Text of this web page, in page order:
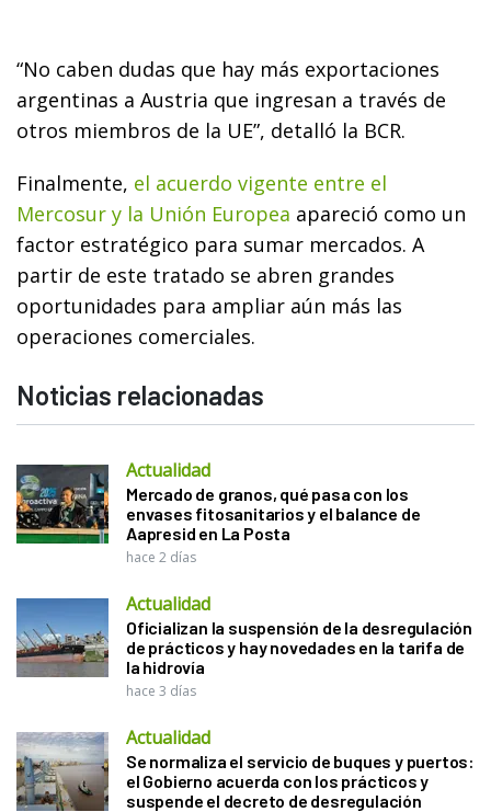
“No caben dudas que hay más exportaciones
argentinas a Austria que ingresan a través de
otros miembros de la UE”, detalló la BCR.
Finalmente, el acuerdo vigente entre el
Mercosur y la Unión Europea apareció como un
factor estratégico para sumar mercados. A
partir de este tratado se abren grandes
oportunidades para ampliar aún más las
operaciones comerciales.
Noticias relacionadas
Actualidad
Mercado de granos, qué pasa con los
envases fitosanitarios y el balance de
Aapresid en La Posta
hace 2 días
Actualidad
Oficializan la suspensión de la desregulación
de prácticos y hay novedades en la tarifa de
la hidrovía
hace 3 días
Actualidad
Se normaliza el servicio de buques y puertos:
el Gobierno acuerda con los prácticos y
suspende el decreto de desregulación